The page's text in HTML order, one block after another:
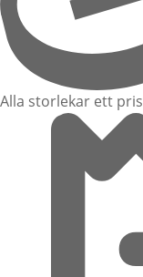
Alla storlekar ett pris